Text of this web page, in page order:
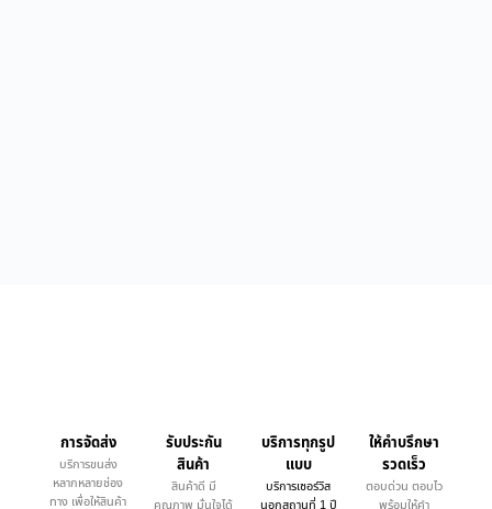
การจัดส่ง
บริการขนส่ง
หลากหลายช่อง
ทาง เพื่อให้สินค้า
รับประกัน
สินค้า
สินค้าดี มี
คุณภาพ มั่นใจได้
บริการทุกรูป
แบบ
บริการเซอร์วิส
นอกสถานที่ 1 ปี
ให้คำบรึกษา
รวดเร็ว
ตอบด่วน ตอบไว
พร้อมให้คำ